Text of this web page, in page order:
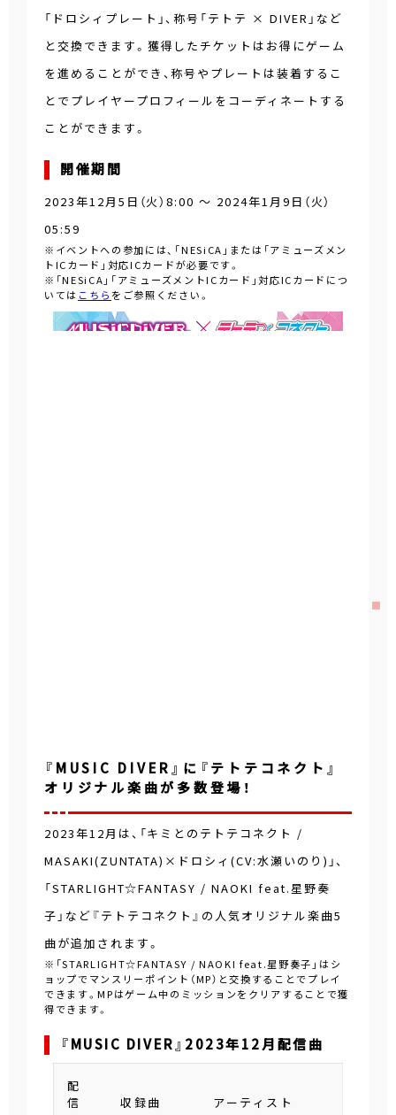
「ドロシィプレート」、称号「テトテ × DIVER」など
と交換できます。獲得したチケットはお得にゲーム
を進めることができ、称号やプレートは装着するこ
とでプレイヤープロフィールをコーディネートする
ことができます。
開催期間
2023年12月5日（火）8:00 ～ 2024年1月9日（火）
05:59
※イベントへの参加には、「NESiCA」または「アミューズメン
トICカード」対応ICカードが必要です。
※「NESiCA」「アミューズメントICカード」対応ICカードにつ
いては こちら をご参照ください。
『MUSIC DIVER』に『テトテコネクト』
オリジナル楽曲が多数登場！
2023年12月は、「キミとのテトテコネクト /
MASAKI(ZUNTATA)×ドロシィ(CV:水瀬いのり)」、
「STARLIGHT☆FANTASY / NAOKI feat.星野奏
子」など『テトテコネクト』の人気オリジナル楽曲5
曲が追加されます。
※「STARLIGHT☆FANTASY / NAOKI feat.星野奏子」はシ
ョップでマンスリーポイント（MP）と交換することでプレイ
できます。MPはゲーム中のミッションをクリアすることで獲
得できます。
『MUSIC DIVER』2023年12月配信曲
配
信
収録曲 アーティスト